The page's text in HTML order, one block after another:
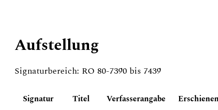
Aufstellung
Signaturbereich: RO 80-7390 bis 7439
Signatur Titel Verfasserangabe